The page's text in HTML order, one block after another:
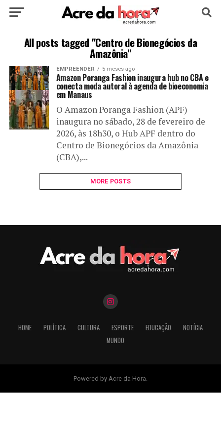
HOME POLÍTICA CULTURA ESPORTE
All posts tagged "Centro de Bionegócios da
Amazônia"
EMPREENDER 5 meses ago
Amazon Poranga Fashion inaugura hub no CBA e
conecta moda autoral à agenda de bioeconomia
em Manaus
O Amazon Poranga Fashion (APF)
inaugura no sábado, 28 de fevereiro de
2026, às 18h30, o Hub APF dentro do
Centro de Bionegócios da Amazônia
(CBA),...
MORE POSTS
HOME POLÍTICA CULTURA ESPORTE EDUCAÇÃO
NOTÍCIA
MUNDO
Powered by Acre da Hora.